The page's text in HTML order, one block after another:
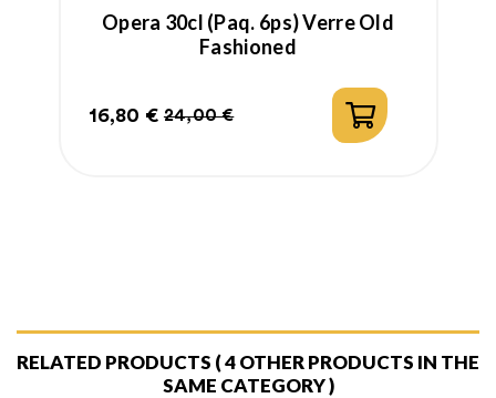
Opera 30cl (paq. 6ps) Verre Old
Fashioned
Prix
16,80 €
Prix
24,00 €
RELATED PRODUCTS ( 4 OTHER PRODUCTS IN THE
SAME CATEGORY )